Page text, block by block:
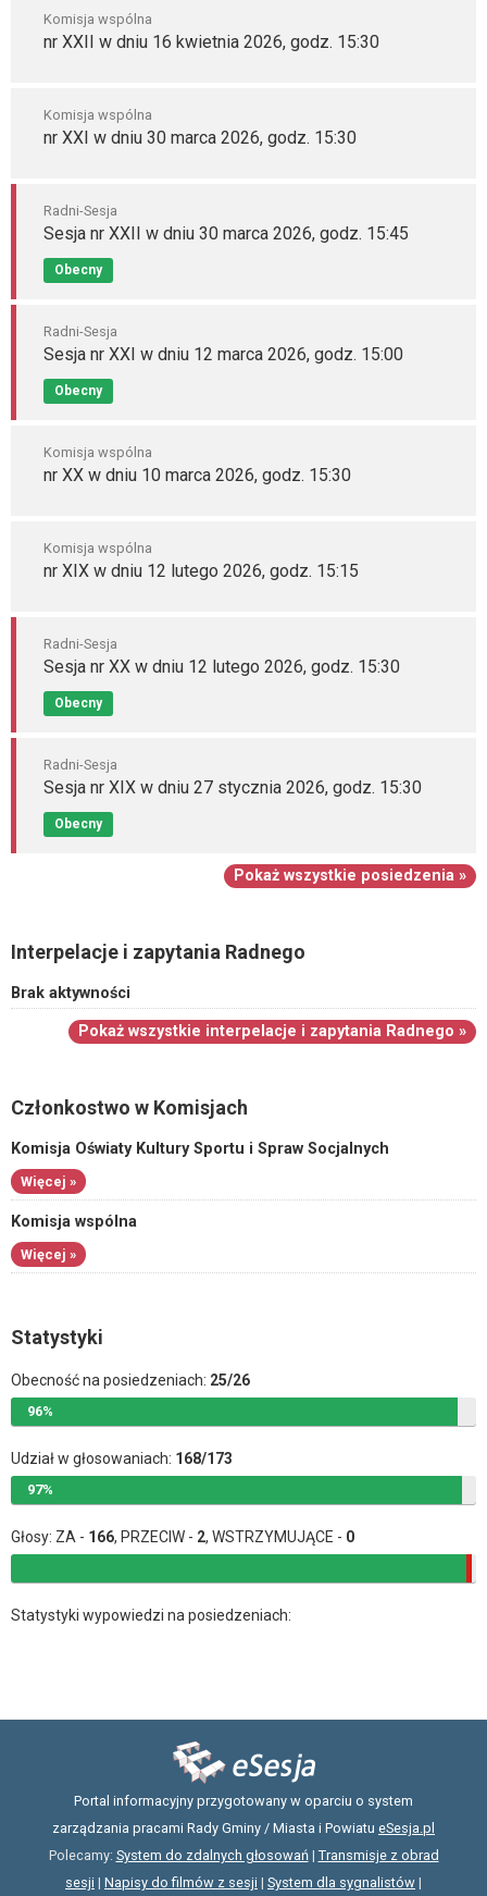
Komisja wspólna
nr XXII w dniu 16 kwietnia 2026, godz. 15:30
Komisja wspólna
nr XXI w dniu 30 marca 2026, godz. 15:30
Radni-Sesja
Sesja nr XXII w dniu 30 marca 2026, godz. 15:45
Obecny
Radni-Sesja
Sesja nr XXI w dniu 12 marca 2026, godz. 15:00
Obecny
Komisja wspólna
nr XX w dniu 10 marca 2026, godz. 15:30
Komisja wspólna
nr XIX w dniu 12 lutego 2026, godz. 15:15
Radni-Sesja
Sesja nr XX w dniu 12 lutego 2026, godz. 15:30
Obecny
Radni-Sesja
Sesja nr XIX w dniu 27 stycznia 2026, godz. 15:30
Obecny
Pokaż wszystkie posiedzenia »
Interpelacje i zapytania Radnego
Brak aktywności
Pokaż wszystkie interpelacje i zapytania Radnego »
Członkostwo w Komisjach
Komisja Oświaty Kultury Sportu i Spraw Socjalnych
Więcej »
Komisja wspólna
Więcej »
Statystyki
Obecność na posiedzeniach: 25/26
96%
Udział w głosowaniach: 168/173
97%
Głosy: ZA - 166, PRZECIW - 2, WSTRZYMUJĄCE - 0
Statystyki wypowiedzi na posiedzeniach:
Portal informacyjny przygotowany w oparciu o system
zarządzania pracami Rady Gminy / Miasta i Powiatu eSesja.pl
Polecamy: System do zdalnych głosowań| Transmisje z obrad
sesji | Napisy do filmów z sesji | System dla sygnalistów |